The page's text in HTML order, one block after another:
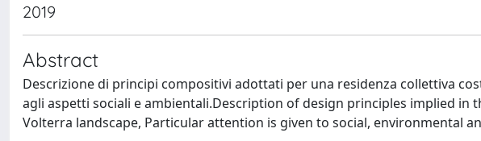
2019
Abstract
Descrizione di principi compositivi adottati per una residenza collettiva
agli aspetti sociali e ambientali.Description of design principles implied in
Volterra landscape, Particular attention is given to social, environmental